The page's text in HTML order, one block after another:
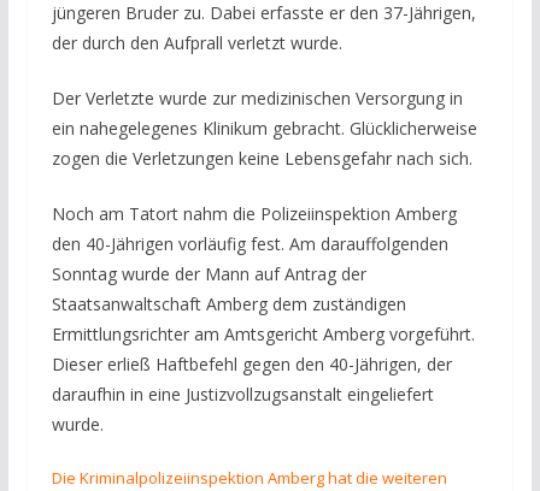
jüngeren Bruder zu. Dabei erfasste er den 37-Jährigen,
der durch den Aufprall verletzt wurde.
Der Verletzte wurde zur medizinischen Versorgung in
ein nahegelegenes Klinikum gebracht. Glücklicherweise
zogen die Verletzungen keine Lebensgefahr nach sich.
Noch am Tatort nahm die Polizeiinspektion Amberg
den 40-Jährigen vorläufig fest. Am darauffolgenden
Sonntag wurde der Mann auf Antrag der
Staatsanwaltschaft Amberg dem zuständigen
Ermittlungsrichter am Amtsgericht Amberg vorgeführt.
Dieser erließ Haftbefehl gegen den 40-Jährigen, der
daraufhin in eine Justizvollzugsanstalt eingeliefert
wurde.
Die Kriminalpolizeiinspektion Amberg hat die weiteren